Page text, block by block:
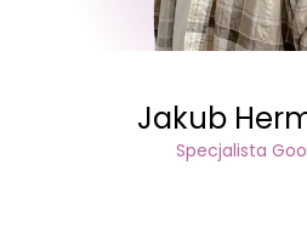
Jakub
Specjalista